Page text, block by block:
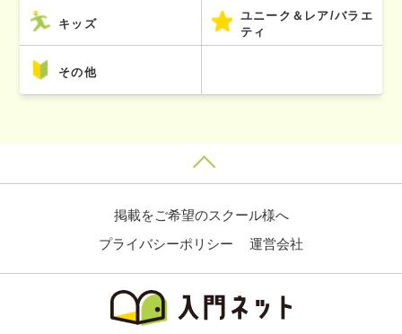
キッズ
ユニーク＆レア/バラエ
ティ
その他
掲載をご希望のスクール様へ
プライバシーポリシー
運営会社